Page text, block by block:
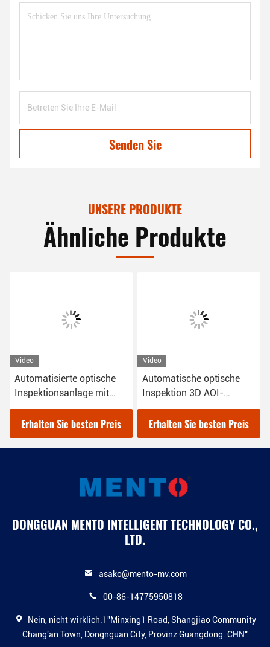
Senden Sie
UNSERE PRODUKTE
Ähnliche Produkte
Video
Automatische optische
Inspektion 3D AOI-
Maschine RGB LED-
Beleuchtung 1100Kg
Erhalten Sie besten Preis
Video
Windows 10-PCB-AOI-
Maschine 3D-Solder-
Gemeinsameinspection-
Gerät
Erhalten Sie besten Preis
DONGGUAN MENTO INTELLIGENT TECHNOLOGY CO.,
LTD.
asako@mento-mv.com
00-86-14775950818
Nein, nicht wirklich.1"Minxing1 Road, Shangjiao Community
Chang'an Town, Dongnguan City, Provinz Guangdong. CHN"